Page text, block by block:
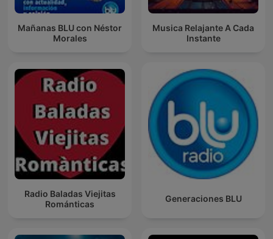
Mañanas BLU con Néstor
Morales
Musica Relajante A Cada
Instante
Radio Baladas Viejitas
Románticas
Generaciones BLU